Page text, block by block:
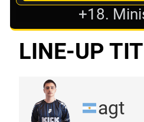
+18.
LINE-UP
agt